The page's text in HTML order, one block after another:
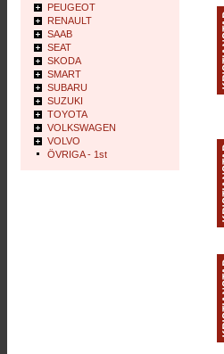
PEUGEOT
RENAULT
SAAB
SEAT
SKODA
SMART
SUBARU
SUZUKI
TOYOTA
VOLKSWAGEN
VOLVO
ÖVRIGA - 1st